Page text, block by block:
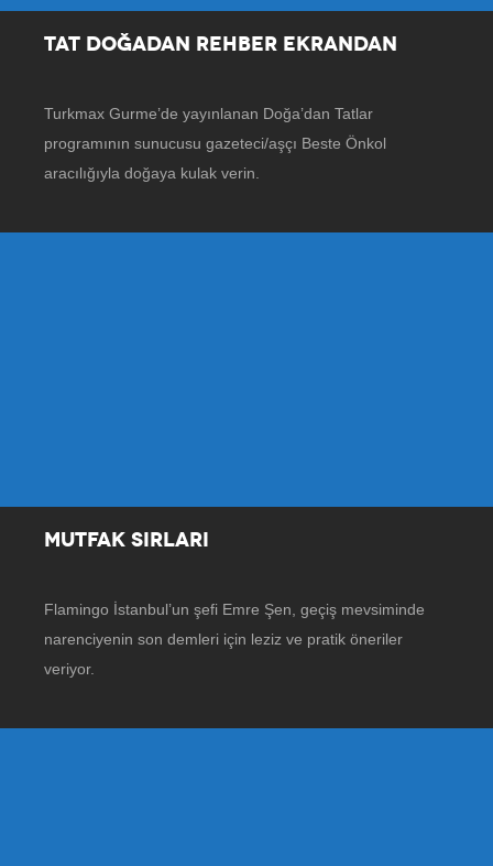
TAT DOĞADAN REHBER EKRANDAN
Turkmax Gurme’de yayınlanan Doğa’dan Tatlar
programının sunucusu gazeteci/aşçı Beste Önkol
aracılığıyla doğaya kulak verin.
MUTFAK SIRLARI
Flamingo İstanbul’un şefi Emre Şen, geçiş mevsiminde
narenciyenin son demleri için leziz ve pratik öneriler
veriyor.